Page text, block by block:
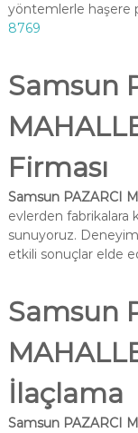
yöntemlerle haşere
8769
Samsun
Firması
Samsun PAZARCI
evlerden fabrikalara
sunuyoruz.
etkili sonuçlar elde
Samsun
İlaçlama
Samsun PAZARCI